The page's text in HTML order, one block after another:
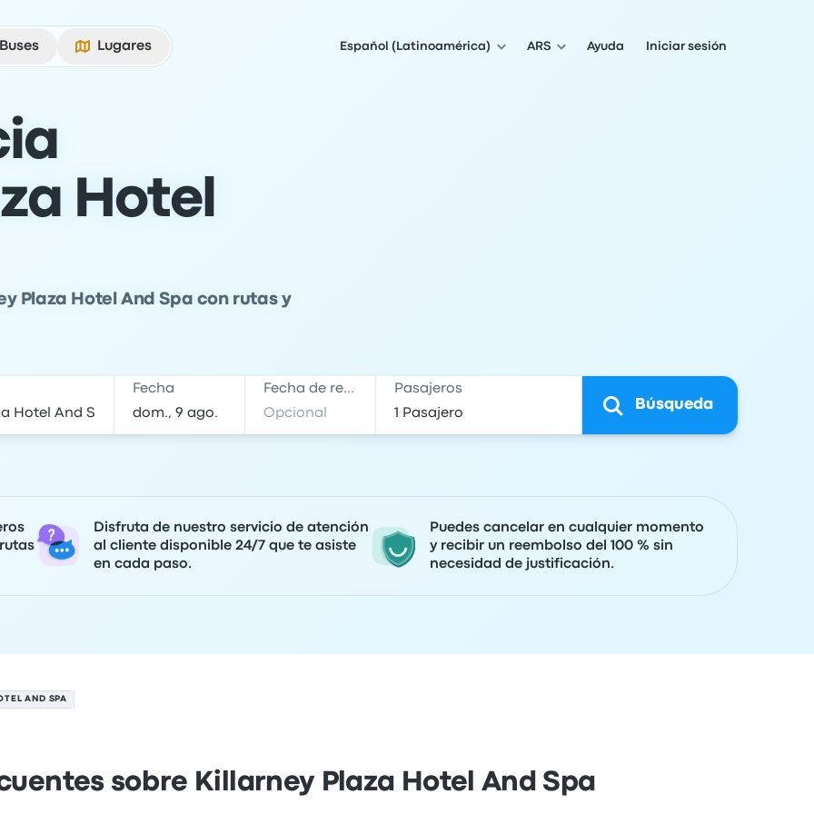
Buses
Lugares Español (Latinoamérica) ARS Ayuda Iniciar sesión
Hotel
Plaza Hotel And Spa con rutas y
Fecha Fecha de regreso Pasajeros
Búsqueda
Disfruta de nuestro servicio de atención
al cliente disponible 24/7 que te asiste
en cada paso.
Puedes cancelar en cualquier momento
y recibir un reembolso del 100 % sin
necesidad de justificación.
AND SPA
sobre Killarney Plaza Hotel And Spa